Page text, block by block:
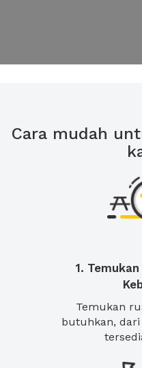
Cara mudah
1.
Temukan
butuhkan,